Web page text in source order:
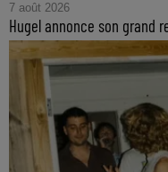
7 août 2026
Hugel annonce son grand